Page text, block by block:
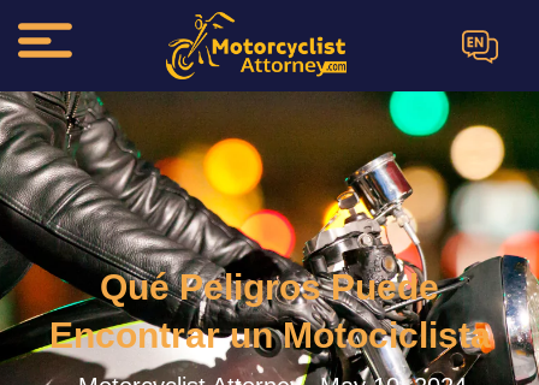
EN
Qué Peligros Puede
Encontrar un Motociclista